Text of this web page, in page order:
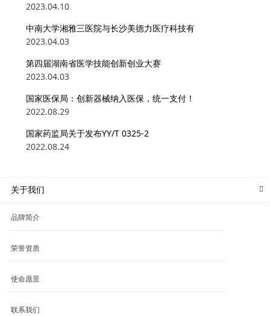
2023.04.10
中南大学湘雅三医院与长沙美德力医疗科技有
2023.04.03
第四届湖南省医学技能创新创业大赛
2023.04.03
国家医保局：创新器械纳入医保，统一支付！
2022.08.29
国家药监局关于发布YY/T 0325-2
2022.08.24
关于我们
品牌简介
荣誉资质
使命愿景
联系我们